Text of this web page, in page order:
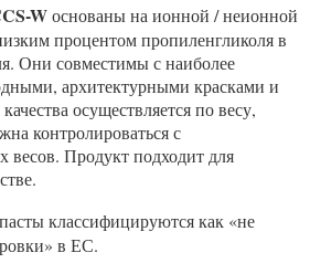
-Wоснованы на ионной / неионной
процентом пропиленгликоля в
Они совместимы с наиболее
архитектурными красками и
осуществляется по весу,
контролироваться с
весов. Продукт подходит для
классифицируются как «не
в ЕС.